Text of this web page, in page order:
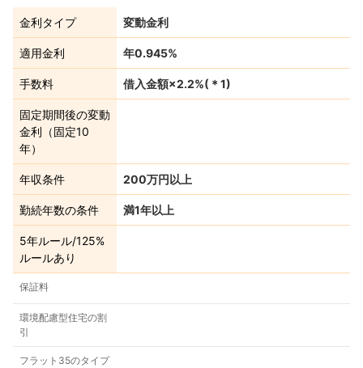
金利タイプ 変動金利
適用金利 年0.945%
手数料 借入金額×2.2%(＊1)
固定期間後の変動
金利（固定10
年）
年収条件 200万円以上
勤続年数の条件 満1年以上
5年ルール/125%
ルールあり
保証料
環境配慮型住宅の割
引
フラット35のタイプ